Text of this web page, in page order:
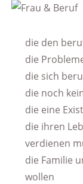
die den
die
die sich
die noch
die eine
die ihren
verdienen
die Familie
wollen